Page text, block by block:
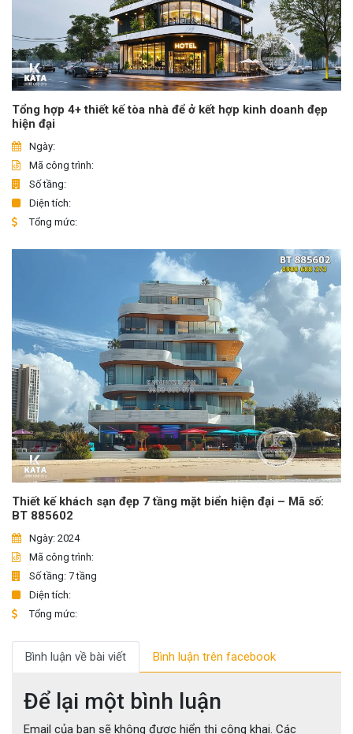
Tổng hợp 4+ thiết kế tòa nhà để ở kết hợp kinh doanh đẹp
hiện đại
Ngày:
Mã công trình:
Số tầng:
Diện tích:
Tổng mức:
Thiết kế khách sạn đẹp 7 tầng mặt biển hiện đại – Mã số:
BT 885602
Ngày: 2024
Mã công trình:
Số tầng: 7 tầng
Diện tích:
Tổng mức:
Bình luận về bài viết Bình luận trên facebook
Để lại một bình luận
Email của bạn sẽ không được hiển thị công khai. Các